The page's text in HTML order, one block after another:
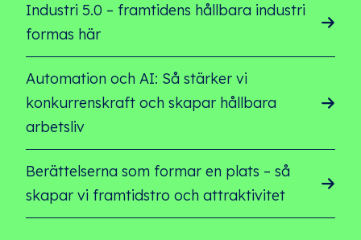
Industri 5.0 – framtidens hållbara industri
formas här
Automation och AI: Så stärker vi
konkurrenskraft och skapar hållbara
arbetsliv
Berättelserna som formar en plats – så
skapar vi framtidstro och attraktivitet